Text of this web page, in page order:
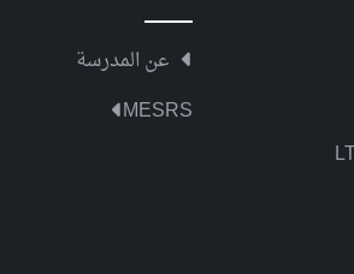
عن المدرسة
MESRS